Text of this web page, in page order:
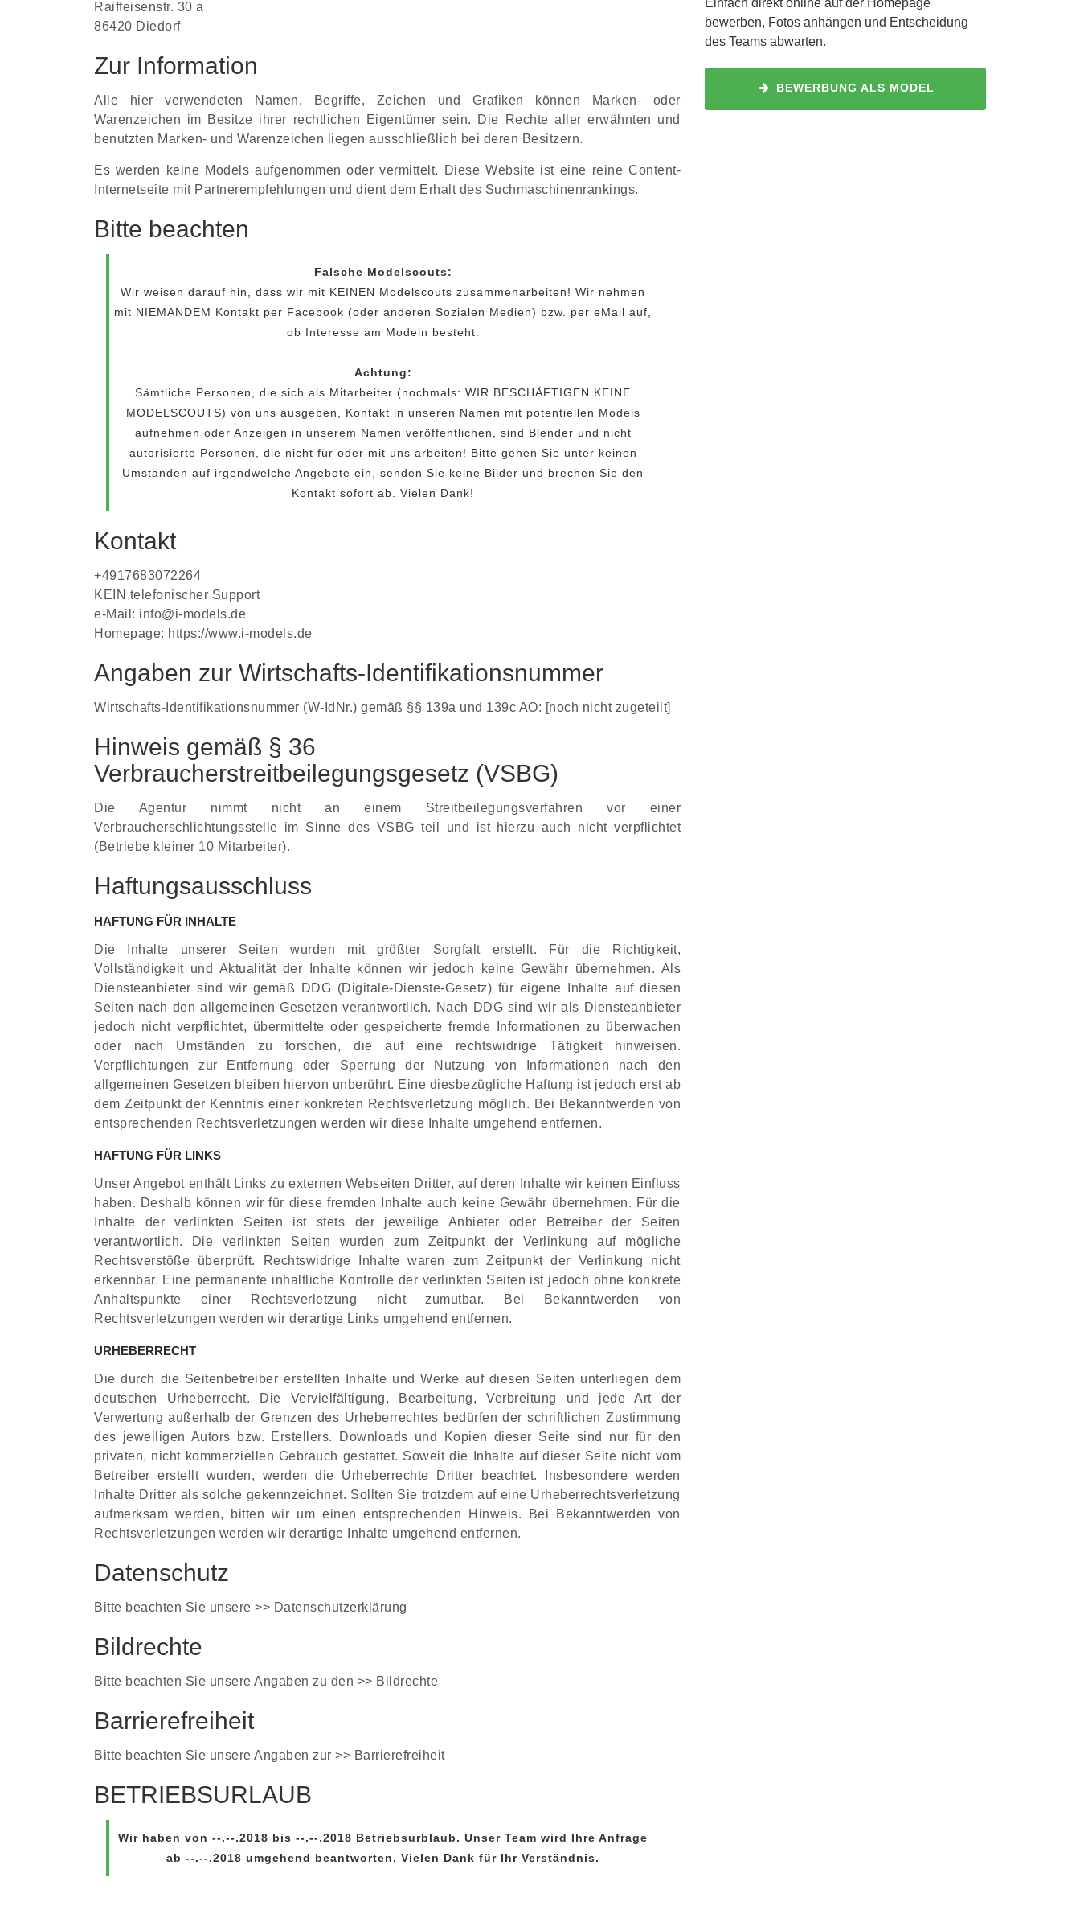
Raiffeisenstr. 30 a
86420 Diedorf
Zur Information
Alle hier verwendeten Namen, Begriffe, Zeichen und Grafiken können Marken- oder
Warenzeichen im Besitze ihrer rechtlichen Eigentümer sein. Die Rechte aller erwähnten und
benutzten Marken- und Warenzeichen liegen ausschließlich bei deren Besitzern.
Es werden keine Models aufgenommen oder vermittelt. Diese Website ist eine reine Content-
Internetseite mit Partnerempfehlungen und dient dem Erhalt des Suchmaschinenrankings.
Bitte beachten
Falsche Modelscouts:
Wir weisen darauf hin, dass wir mit KEINEN Modelscouts zusammenarbeiten! Wir nehmen
mit NIEMANDEM Kontakt per Facebook (oder anderen Sozialen Medien) bzw. per eMail auf,
ob Interesse am Modeln besteht.
Achtung:
Sämtliche Personen, die sich als Mitarbeiter (nochmals: WIR BESCHÄFTIGEN KEINE
MODELSCOUTS) von uns ausgeben, Kontakt in unseren Namen mit potentiellen Models
aufnehmen oder Anzeigen in unserem Namen veröffentlichen, sind Blender und nicht
autorisierte Personen, die nicht für oder mit uns arbeiten! Bitte gehen Sie unter keinen
Umständen auf irgendwelche Angebote ein, senden Sie keine Bilder und brechen Sie den
Kontakt sofort ab. Vielen Dank!
Kontakt
+4917683072264
KEIN telefonischer Support
e-Mail: info@i-models.de
Homepage: https://www.i-models.de
Angaben zur Wirtschafts-Identifikationsnummer
Wirtschafts-Identifikationsnummer (W-IdNr.) gemäß §§ 139a und 139c AO: [noch nicht zugeteilt]
Hinweis gemäß § 36
Verbraucherstreitbeilegungsgesetz (VSBG)
Die Agentur nimmt nicht an einem Streitbeilegungsverfahren vor einer
Verbraucherschlichtungsstelle im Sinne des VSBG teil und ist hierzu auch nicht verpflichtet
(Betriebe kleiner 10 Mitarbeiter).
Haftungsausschluss
HAFTUNG FÜR INHALTE
Die Inhalte unserer Seiten wurden mit größter Sorgfalt erstellt. Für die Richtigkeit,
Vollständigkeit und Aktualität der Inhalte können wir jedoch keine Gewähr übernehmen. Als
Diensteanbieter sind wir gemäß DDG (Digitale-Dienste-Gesetz) für eigene Inhalte auf diesen
Seiten nach den allgemeinen Gesetzen verantwortlich. Nach DDG sind wir als Diensteanbieter
jedoch nicht verpflichtet, übermittelte oder gespeicherte fremde Informationen zu überwachen
oder nach Umständen zu forschen, die auf eine rechtswidrige Tätigkeit hinweisen.
Verpflichtungen zur Entfernung oder Sperrung der Nutzung von Informationen nach den
allgemeinen Gesetzen bleiben hiervon unberührt. Eine diesbezügliche Haftung ist jedoch erst ab
dem Zeitpunkt der Kenntnis einer konkreten Rechtsverletzung möglich. Bei Bekanntwerden von
entsprechenden Rechtsverletzungen werden wir diese Inhalte umgehend entfernen.
HAFTUNG FÜR LINKS
Unser Angebot enthält Links zu externen Webseiten Dritter, auf deren Inhalte wir keinen Einfluss
haben. Deshalb können wir für diese fremden Inhalte auch keine Gewähr übernehmen. Für die
Inhalte der verlinkten Seiten ist stets der jeweilige Anbieter oder Betreiber der Seiten
verantwortlich. Die verlinkten Seiten wurden zum Zeitpunkt der Verlinkung auf mögliche
Rechtsverstöße überprüft. Rechtswidrige Inhalte waren zum Zeitpunkt der Verlinkung nicht
erkennbar. Eine permanente inhaltliche Kontrolle der verlinkten Seiten ist jedoch ohne konkrete
Anhaltspunkte einer Rechtsverletzung nicht zumutbar. Bei Bekanntwerden von
Rechtsverletzungen werden wir derartige Links umgehend entfernen.
URHEBERRECHT
Die durch die Seitenbetreiber erstellten Inhalte und Werke auf diesen Seiten unterliegen dem
deutschen Urheberrecht. Die Vervielfältigung, Bearbeitung, Verbreitung und jede Art der
Verwertung außerhalb der Grenzen des Urheberrechtes bedürfen der schriftlichen Zustimmung
des jeweiligen Autors bzw. Erstellers. Downloads und Kopien dieser Seite sind nur für den
privaten, nicht kommerziellen Gebrauch gestattet. Soweit die Inhalte auf dieser Seite nicht vom
Betreiber erstellt wurden, werden die Urheberrechte Dritter beachtet. Insbesondere werden
Inhalte Dritter als solche gekennzeichnet. Sollten Sie trotzdem auf eine Urheberrechtsverletzung
aufmerksam werden, bitten wir um einen entsprechenden Hinweis. Bei Bekanntwerden von
Rechtsverletzungen werden wir derartige Inhalte umgehend entfernen.
Datenschutz
Bitte beachten Sie unsere >> Datenschutzerklärung
Bildrechte
Bitte beachten Sie unsere Angaben zu den >> Bildrechte
Barrierefreiheit
Bitte beachten Sie unsere Angaben zur >> Barrierefreiheit
BETRIEBSURLAUB
Wir haben von --.--.2018 bis --.--.2018 Betriebsurblaub. Unser Team wird Ihre Anfrage
ab --.--.2018 umgehend beantworten. Vielen Dank für Ihr Verständnis.
Einfach direkt online auf der Homepage
bewerben, Fotos anhängen und Entscheidung
des Teams abwarten.
BEWERBUNG ALS MODEL